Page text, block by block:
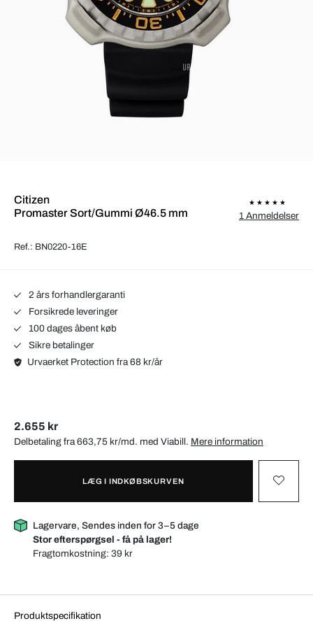
Citizen
Promaster Sort/Gummi Ø46.5 mm
Ref.: BN0220-16E
1 Anmeldelser
2 års forhandlergaranti
Forsikrede leveringer
100 dages åbent køb
Sikre betalinger
Urvaerket Protection fra 68 kr/år
2.655 kr
Delbetaling fra 663,75 kr/md. med Viabill. Mere information
LÆG I INDKØBSKURVEN
Lagervare, Sendes inden for 3–5 dage
Stor efterspørgsel - få på lager!
Fragtomkostning:39 kr
Produktspecifikation